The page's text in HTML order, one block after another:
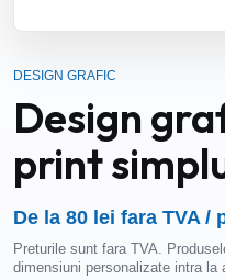
DESIGN GRAFIC
Design
print
De la 80 lei fara TVA /
Preturile sunt fara TVA.
dimensiuni personalizate intra la